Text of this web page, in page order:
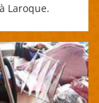
Laroque.